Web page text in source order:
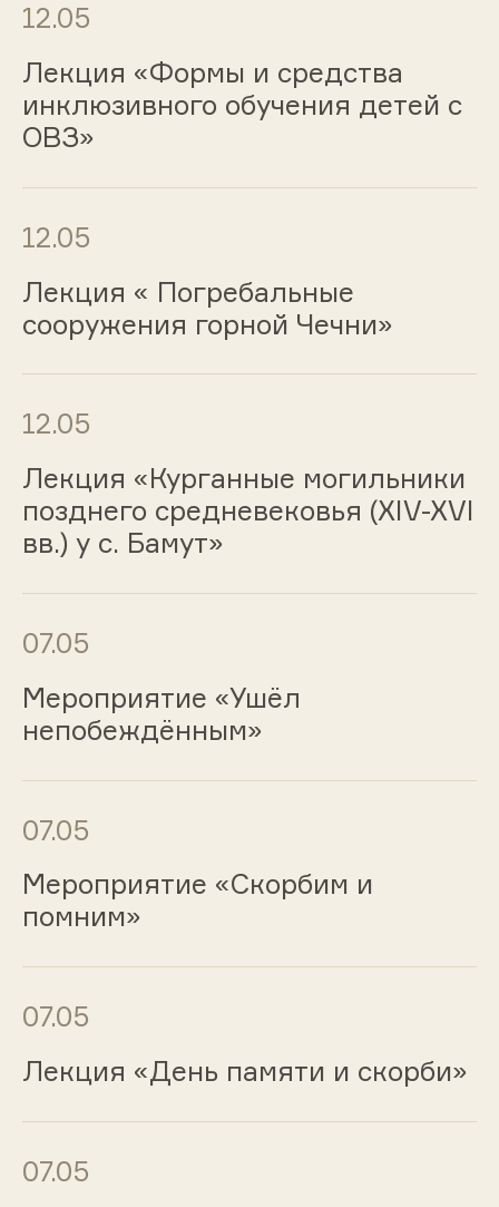
12.05
Лекция «Формы и средства
инклюзивного обучения детей с
ОВЗ»
12.05
Лекция « Погребальные
сооружения горной Чечни»
12.05
Лекция «Курганные могильники
позднего средневековья (XIV-XVI
вв.) у с. Бамут»
07.05
Мероприятие «Ушёл
непобеждённым»
07.05
Мероприятие «Скорбим и
помним»
07.05
Лекция «День памяти и скорби»
07.05